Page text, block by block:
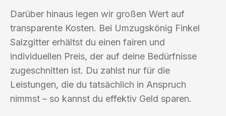
Darüber hinaus legen wir großen Wert auf
transparente Kosten. Bei Umzugskönig Finkel
Salzgitter erhältst du einen fairen und
individuellen Preis, der auf deine Bedürfnisse
zugeschnitten ist. Du zahlst nur für die
Leistungen, die du tatsächlich in Anspruch
nimmst – so kannst du effektiv Geld sparen.